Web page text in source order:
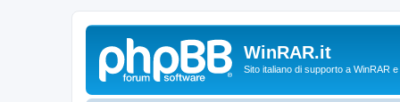
WinRAR.it
Sito italiano di supporto a WinRAR